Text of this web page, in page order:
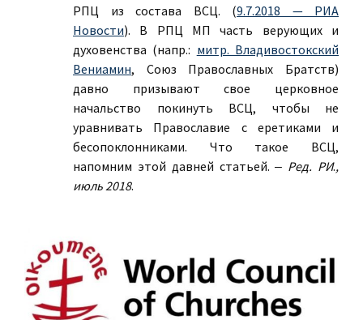
РПЦ из состава ВСЦ. (9.7.2018 — РИА
Новости). В РПЦ МП часть верующих и
духовенства (напр.: митр. Владивостокский
Вениамин, Союз Православных Братств)
давно призывают свое церковное
начальство покинуть ВСЦ, чтобы не
уравнивать Православие с еретиками и
бесопоклонниками. Что такое ВСЦ,
напомним этой давней статьей. ‒ Ред. РИ.,
июль 2018.